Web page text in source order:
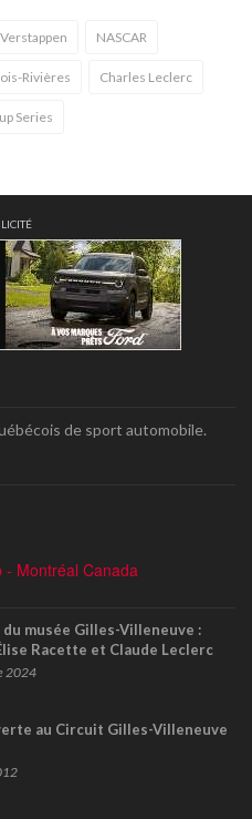
NASCAR
Rivières Charles Leclerc
Series
de sport automobile.
musée Gilles-Villeneuve :
Racette et Claude Leclerc
2024
2024
au Circuit Gilles-Villeneuve